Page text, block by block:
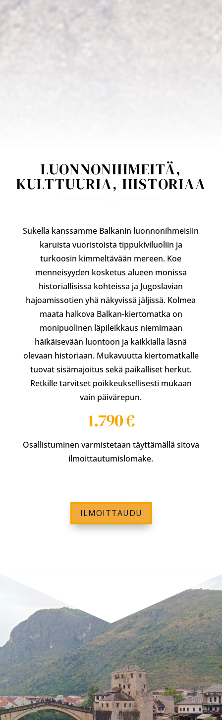
LUONNONIHMEITÄ,
KULTTUURIA, HISTORIAA
Sukella kanssamme Balkanin luonnonihmeisiin
karuista vuoristoista tippukiviluoliin ja
turkoosin kimmeltävään mereen. Koe
menneisyyden kosketus alueen monissa
historiallisissa kohteissa ja Jugoslavian
hajoamissotien yhä näkyvissä jäljissä. Kolmea
maata halkova Balkan-kiertomatka on
monipuolinen läpileikkaus niemimaan
häikäisevään luontoon ja kaikkialla läsnä
olevaan historiaan. Mukavuutta kiertomatkalle
tuovat sisämajoitus sekä paikalliset herkut.
Retkille tarvitset poikkeuksellisesti mukaan
vain päivärepun.
1.790 €
Osallistuminen varmistetaan täyttämällä sitova
ilmoittautumislomake.
ILMOITTAUDU